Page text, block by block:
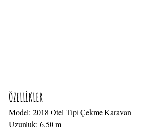
ÖZELLİKLER
Model: 2018 Otel Tipi Çekme Karavan
Uzunluk: 6,50 m